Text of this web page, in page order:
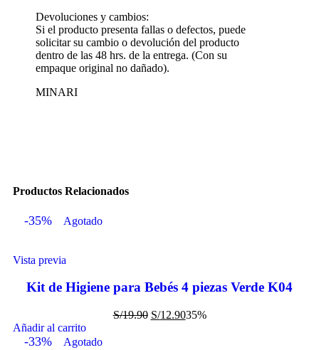
Devoluciones y cambios:
Si el producto presenta fallas o defectos, puede
solicitar su cambio o devolución del producto
dentro de las 48 hrs. de la entrega. (Con su
empaque original no dañado).
MINARI
Productos Relacionados
-35% Agotado
Vista previa
Kit de Higiene para Bebés 4 piezas Verde K04
S/19.90 S/12.9035%
Añadir al carrito
-33% Agotado